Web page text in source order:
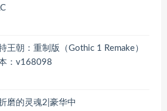
王朝：重制版（Gothic 1 Remake）
：v168098
磨的灵魂2|豪华中